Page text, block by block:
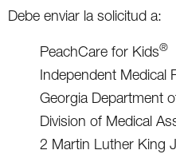
Debe enviar la solicitud a:
PeachCare for Kids®
Independent Medical
Georgia Department
Division of Medical
2 Martin Luther King